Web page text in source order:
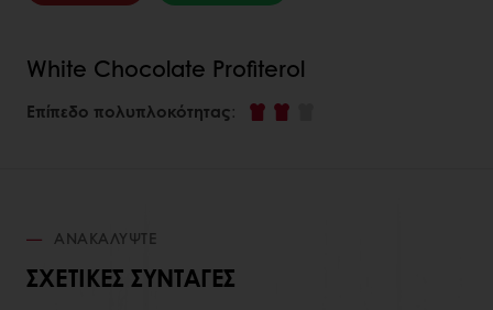
White Chocolate Profiterol
Επίπεδο πολυπλοκότητας:
ΑΝΑΚΑΛΎΨΤΕ
ΣΧΕΤΙΚΈΣ ΣΥΝΤΑΓΈΣ